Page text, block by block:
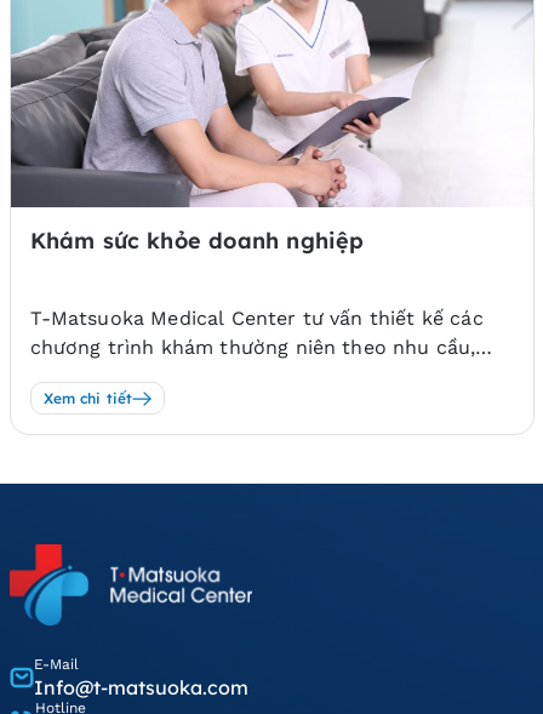
Khám sức khỏe doanh nghiệp
T-Matsuoka Medical Center tư vấn thiết kế các
chương trình khám thường niên theo nhu cầu,
đảm bảo sự nghiêm ngặt trong theo đúng tiêu
chuẩn Nhật bản để phục vụ cho người lao động,
đáp ứng tiêu chuẩn cao của các tập đoàn, doanh
Xem chi tiết
E-Mail
Info@t-matsuoka.com
Hotline